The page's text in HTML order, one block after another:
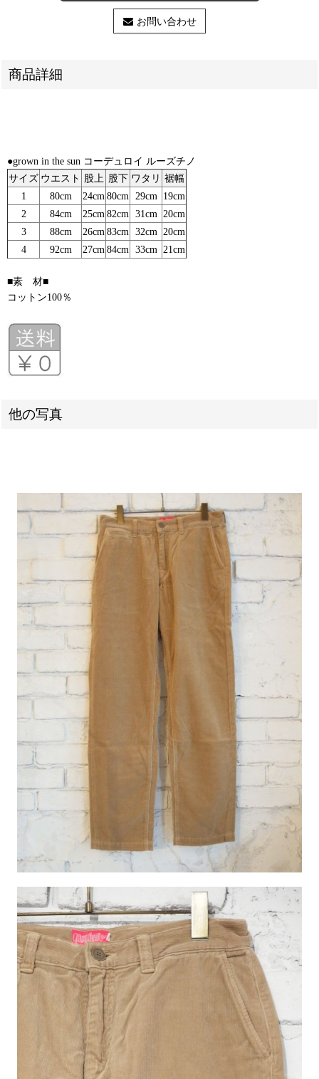
お問い合わせ
商品詳細
●grown in the sun コーデュロイ ルーズチノ
サイズ ウエスト 股上 股下 ワタリ 裾幅
1
80cm 24cm 80cm 29cm
19cm
2
84cm 25cm 82cm 31cm
20cm
3
88cm 26cm 83cm 32cm
20cm
4
92cm 27cm 84cm 33cm 21cm
■素 材■
コットン100％
他の写真